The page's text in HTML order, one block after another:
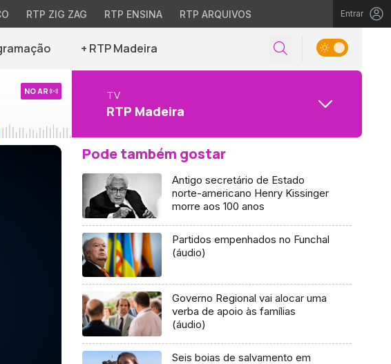
RTP ZIG ZAG RTP ENSINA RTP ARQUIVOS Entrar
+ RTP Madeira
NO AR TV
RTP Madeira
Pode também gostar
Antigo secretário de Estado
norte-americano Henry Kissinger
morre aos 100 anos
Partidos empenhados no Funchal
(áudio)
Governo Regional vai alocar uma
verba de apoio às famílias
(áudio)
Seis boias de salvamento em